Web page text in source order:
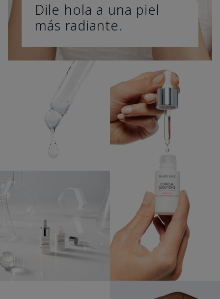
Dile hola a una piel
más radiante.